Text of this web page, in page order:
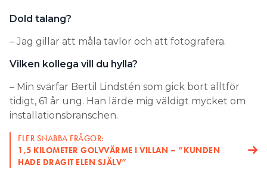
Vilken kollega vill du hylla?
– Min svärfar Bertil Lindstén som gick bort alltför
installationsbranschen.
FLER SNABBA FRÅGOR:
1,5 KILOMETER GOLVVÄRME I VILLAN – ”KUNDEN
HADE DRAGIT ELEN SJÄLV”
Vad läser du helst i Elinstallatören?
– Jag tittar i hela tidningen men det är extra roligt
att läsa reportage om olika projekt ute i